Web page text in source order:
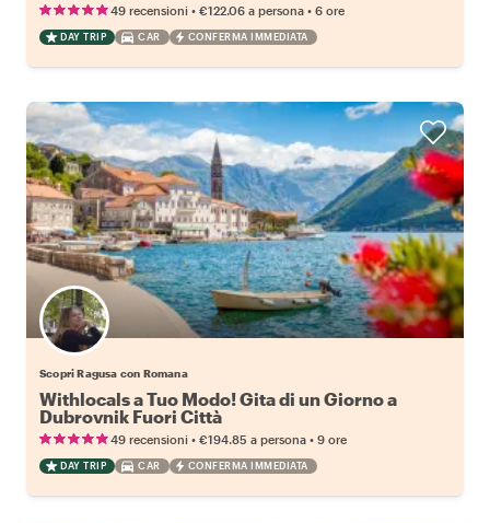
49 recensioni • €122.06 a persona • 6 ore
DAY TRIP CAR CONFERMA IMMEDIATA
Scopri Ragusa con Romana
Withlocals a Tuo Modo! Gita di un Giorno a
Dubrovnik Fuori Città
49 recensioni • €194.85 a persona • 9 ore
DAY TRIP CAR CONFERMA IMMEDIATA